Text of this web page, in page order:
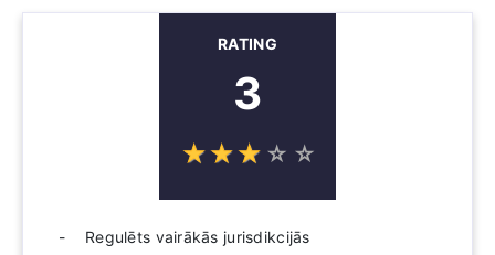
RATING
3
☆☆☆ ☆ ☆
★★★ ★ ★
Regulēts vairākās jurisdikcijās